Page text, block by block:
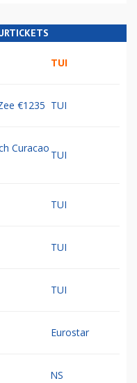
TUI
€1235 TUI
Curacao
TUI
TUI
TUI
TUI
Eurostar
NS